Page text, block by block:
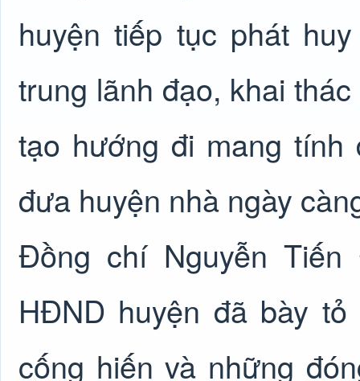
huyện tiếp tục phát
trung lãnh đạo, khai
tạo hướng đi mang
đưa huyện nhà ngày
Đồng chí Nguyễn
HĐND huyện đã bày
cống hiến và những